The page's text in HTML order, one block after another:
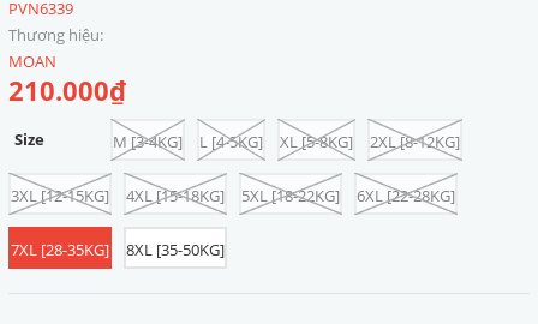
PVN6339
Thương hiệu:
MOAN
210.000₫
Size M [3-4KG] L [4-5KG] XL [5-8KG] 2XL [8-12KG]
3XL [12-15KG] 4XL [15-18KG] 5XL [18-22KG] 6XL [22-28KG]
7XL [28-35KG] 8XL [35-50KG]